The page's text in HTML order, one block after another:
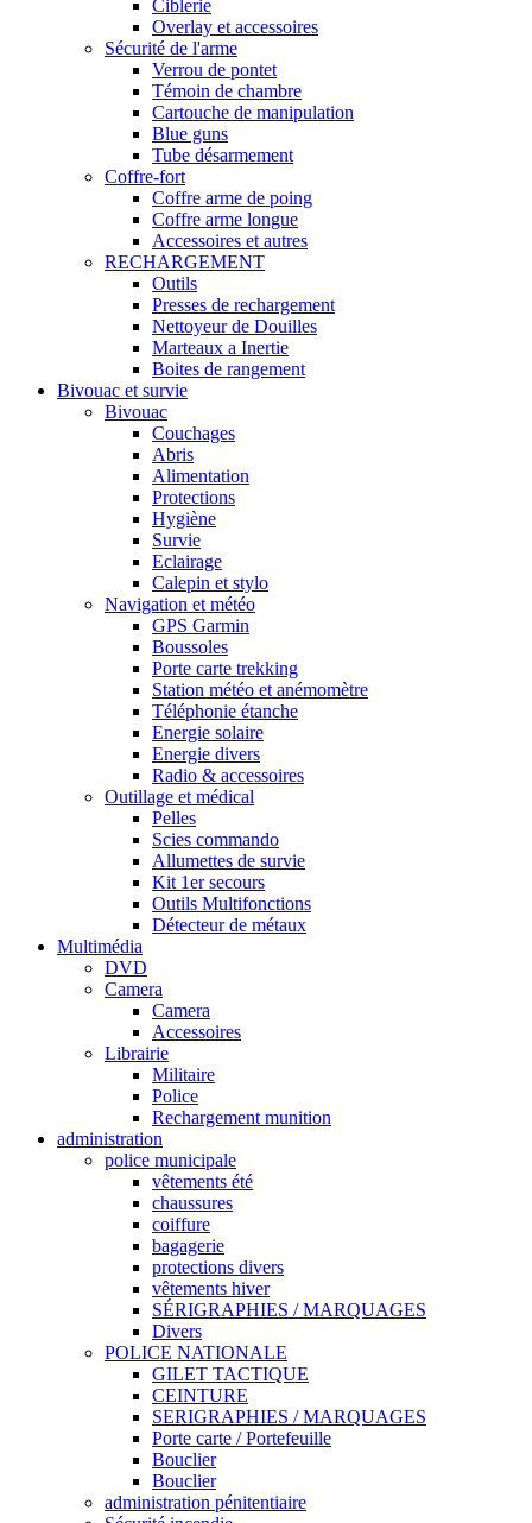
Ciblerie
Overlay et accessoires
Sécurité de l'arme
Verrou de pontet
Témoin de chambre
Cartouche de manipulation
Blue guns
Tube désarmement
Coffre-fort
Coffre arme de poing
Coffre arme longue
Accessoires et autres
RECHARGEMENT
Outils
Presses de rechargement
Nettoyeur de Douilles
Marteaux a Inertie
Boites de rangement
Bivouac et survie
Bivouac
Couchages
Abris
Alimentation
Protections
Hygiène
Survie
Eclairage
Calepin et stylo
Navigation et météo
GPS Garmin
Boussoles
Porte carte trekking
Station météo et anémomètre
Téléphonie étanche
Energie solaire
Energie divers
Radio & accessoires
Outillage et médical
Pelles
Scies commando
Allumettes de survie
Kit 1er secours
Outils Multifonctions
Détecteur de métaux
Multimédia
DVD
Camera
Camera
Accessoires
Librairie
Militaire
Police
Rechargement munition
administration
police municipale
vêtements été
chaussures
coiffure
bagagerie
protections divers
vêtements hiver
SÉRIGRAPHIES / MARQUAGES
Divers
POLICE NATIONALE
GILET TACTIQUE
CEINTURE
SERIGRAPHIES / MARQUAGES
Porte carte / Portefeuille
Bouclier
Bouclier
administration pénitentiaire